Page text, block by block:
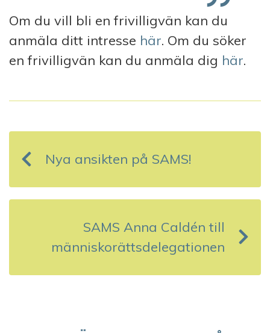
Om du vill bli en frivilligvän kan du
anmäla ditt intresse här. Om du söker
en frivilligvän kan du anmäla dig här.
n
ä
s
Nya ansikten på SAMS!
SAMS Anna Caldén till
människorättsdelegationen